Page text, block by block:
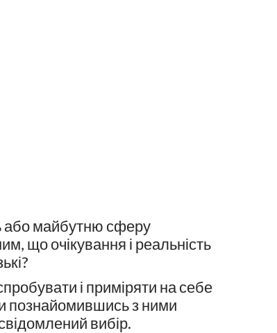
або майбутню сферу
що очікування і реальність
і приміряти на себе
познайомившись з ними
вибір.